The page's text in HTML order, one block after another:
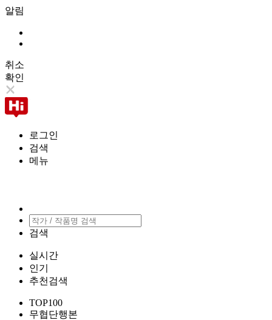
알림
취소
확인
로그인
검색
메뉴
검색
실시간
인기
추천검색
TOP100
무협단행본